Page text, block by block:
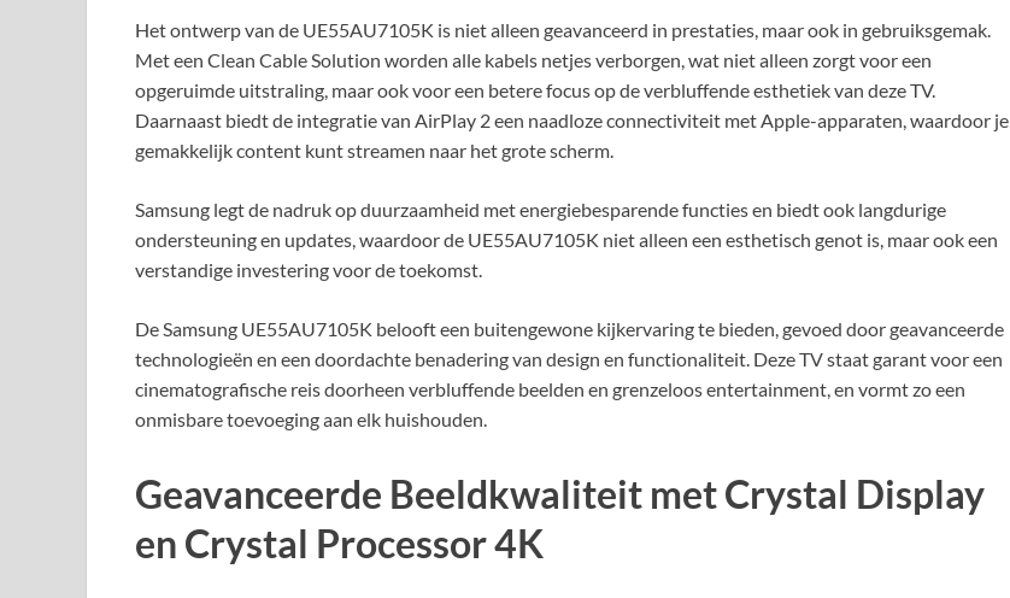
Het ontwerp van de UE55AU7105K is niet alleen geavanceerd in prestaties, maar ook in gebruiksgemak.
Met een Clean Cable Solution worden alle kabels netjes verborgen, wat niet alleen zorgt voor een
opgeruimde uitstraling, maar ook voor een betere focus op de verbluffende esthetiek van deze TV.
Daarnaast biedt de integratie van AirPlay 2 een naadloze connectiviteit met Apple-apparaten, waardoor je
gemakkelijk content kunt streamen naar het grote scherm.
Samsung legt de nadruk op duurzaamheid met energiebesparende functies en biedt ook langdurige
ondersteuning en updates, waardoor de UE55AU7105K niet alleen een esthetisch genot is, maar ook een
verstandige investering voor de toekomst.
De Samsung UE55AU7105K belooft een buitengewone kijkervaring te bieden, gevoed door geavanceerde
technologieën en een doordachte benadering van design en functionaliteit. Deze TV staat garant voor een
cinematografische reis doorheen verbluffende beelden en grenzeloos entertainment, en vormt zo een
onmisbare toevoeging aan elk huishouden.
Geavanceerde Beeldkwaliteit met Crystal Display
en Crystal Processor 4K